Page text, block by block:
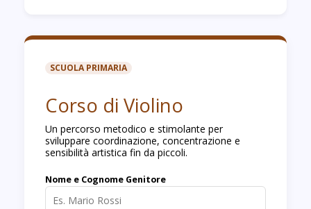
SCUOLA PRIMARIA
Corso di Violino
Un percorso metodico e stimolante per
sviluppare coordinazione, concentrazione e
sensibilità artistica fin da piccoli.
Nome e Cognome Genitore